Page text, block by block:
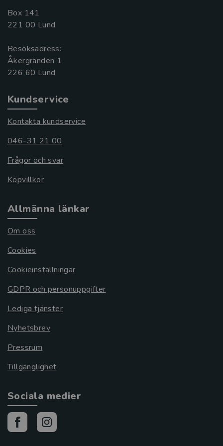
Box 141
221 00 Lund
Besöksadress:
Åkergränden 1
Kundservice
Kontakta kundservice
046-31 21 00
Frågor och svar
Köpvillkor
Allmänna länkar
Om oss
Cookies
Cookieinställningar
GDPR och personuppgifter
Lediga tjänster
Nyhetsbrev
Pressrum
Tillgänglighet
Sociala medier